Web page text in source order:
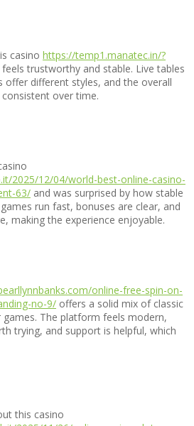
casino https://temp1.manatec.in/?
trustworthy and stable. Live tables
offer different styles, and the overall
over time.
2025/12/04/world-best-online-casino-
63/ and was surprised by how stable
run fast, bonuses are clear, and
making the experience enjoyable.
online-free-spin-on-
no-9/ offers a solid mix of classic
games. The platform feels modern,
trying, and support is helpful, which
this casino